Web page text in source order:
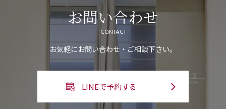
お問い合わせ
CONTACT
お気軽にお問い合わせ・ご相談下さい。
LINEで予約する